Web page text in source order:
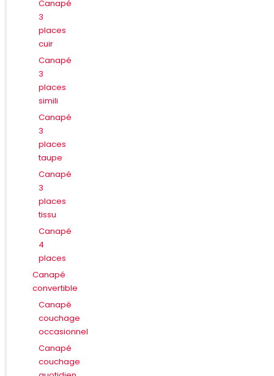
Canapé
3
places
cuir
Canapé
3
places
simili
Canapé
3
places
taupe
Canapé
3
places
tissu
Canapé
4
places
Canapé
convertible
Canapé
couchage
occasionnel
Canapé
couchage